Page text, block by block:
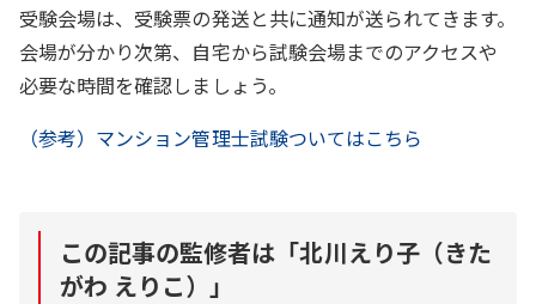
受験会場は、受験票の発送と共に通知が送られてきます。
会場が分かり次第、自宅から試験会場までのアクセスや
必要な時間を確認しましょう。
（参考）マンション管理士試験ついてはこちら
この記事の監修者は「北川えり子（きた
がわ えりこ） 」